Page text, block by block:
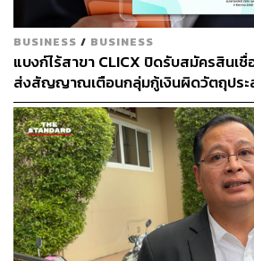
จีนถือเป็นประเทศที่เปิดรับ QR
ภายในเวลาไม่กี่ปี เราสามารถพบเห็นช
Code ชำระเงินได้ตามตลาด ร้านค้า ยั
Confidential Research ของ
Financial
ความคิดเห็นของผู้บริโภคเกี่ยวกับการเ
ในจีน จำนวน 1,000 คนในช่วง 3 เดือ
พบว่า 82.6% เลือกใช้ Alipay เป็นบริก
ประชากรที่อาศัยในเมืองรองระดับ 2 (
หัวเมืองหลัก ( 1st Tier Cities) เช่นปักกิ่
เซินเจิ้นขณะที่สัดส่วนของผู้ใช้บริการ
64.3%
BUSINESS / BUSINESS
แบงก์ไร้สาขา CLICX ปิดรับสมัครสินเ
ส่งสัญญาณเตือนกลุ่มกู้เงินผิดวัตถุประ
เตรียมดำเนินคดีเด็ดขาด